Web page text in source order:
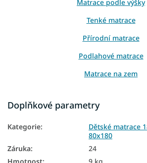
Matrace podle výšky
Tenké matrace
Přírodní matrace
Podlahové matrace
Matrace na zem
Matrace podle tvrdosti
Měkké matrace
Tvrdé matrace
Doplňkové parametry
Kategorie:
Dětské matrace
80x180
Záruka:
24